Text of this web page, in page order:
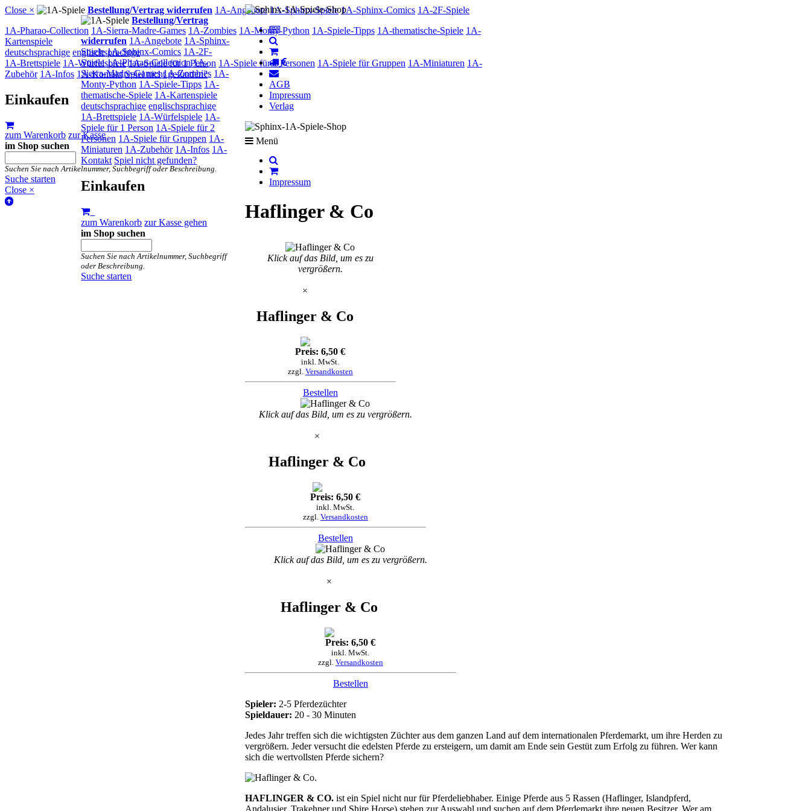
Bestellung/Vertrag
widerrufen 1A-Angebote 1A-Sphinx-
Spiele 1A-Sphinx-Comics 1A-2F-
Spiele 1A-Pharao-Collection 1A-
Sierra-Madre-Games 1A-Zombies 1A-
Monty-Python 1A-Spiele-Tipps 1A-
thematische-Spiele 1A-Kartenspiele
deutschsprachige englischsprachige
1A-Brettspiele 1A-Würfelspiele 1A-
Spiele für 1 Person 1A-Spiele für 2
Personen 1A-Spiele für Gruppen 1A-
Miniaturen 1A-Zubehör 1A-Infos 1A-
Kontakt Spiel nicht gefunden?
Einkaufen
zum Warenkorb zur Kasse gehen
im Shop suchen
Suchen Sie nach Artikelnummer, Suchbegriff
oder Beschreibung.
Suche starten
Close × Bestellung/Vertrag widerrufen 1A-Angebote 1A-Sphinx-Spiele 1A-Sphinx-Comics 1A-2F-Spiele
1A-Pharao-Collection 1A-Sierra-Madre-Games 1A-Zombies 1A-Monty-Python 1A-Spiele-Tipps 1A-thematische-Spiele 1A-
Kartenspiele
deutschsprachige englischsprachige
1A-Brettspiele 1A-Würfelspiele 1A-Spiele für 1 Person 1A-Spiele für 2 Personen 1A-Spiele für Gruppen 1A-Miniaturen 1A-
Zubehör 1A-Infos 1A-Kontakt Spiel nicht gefunden?
Einkaufen
zum Warenkorb zur Kasse
im Shop suchen
Suchen Sie nach Artikelnummer, Suchbegriff oder Beschreibung.
Suche starten
Close ×
AGB
Impressum
Verlag
Menü
Impressum
Haflinger & Co
Klick auf das Bild, um es zu
vergrößern.
×
Haflinger & Co
Preis: 6,50 €
inkl. MwSt.
zzgl. Versandkosten
Bestellen
Klick auf das Bild, um es zu vergrößern.
×
Haflinger & Co
Preis: 6,50 €
inkl. MwSt.
zzgl. Versandkosten
Bestellen
Klick auf das Bild, um es zu vergrößern.
×
Haflinger & Co
Preis: 6,50 €
inkl. MwSt.
zzgl. Versandkosten
Bestellen
Spieler: 2-5 Pferdezüchter
Spieldauer: 20 - 30 Minuten
Jedes Jahr treffen sich die wichtigsten Züchter aus dem ganzen Land auf dem internationalen Pferdemarkt, um ihre Herden zu
vergrößern. Jeder versucht die edelsten Pferde zu ersteigern, um damit am Ende sein Gestüt zum Erfolg zu führen. Wer kann
sich die wertvollsten Pferde sichern?
HAFLINGER & CO.ist ein Spiel nicht nur für Pferdeliebhaber. Einige Pferde aus 5 Rassen (Haflinger, Islandpferd,
Andalusier, Trakehner und Shire Horse) stehen zur Auswahl und suchen auf dem Pferdemarkt ihre neuen Besitzer. Wer am